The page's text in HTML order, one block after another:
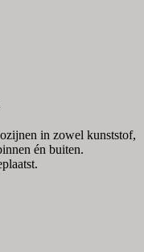
in zowel kunststof,
én buiten.